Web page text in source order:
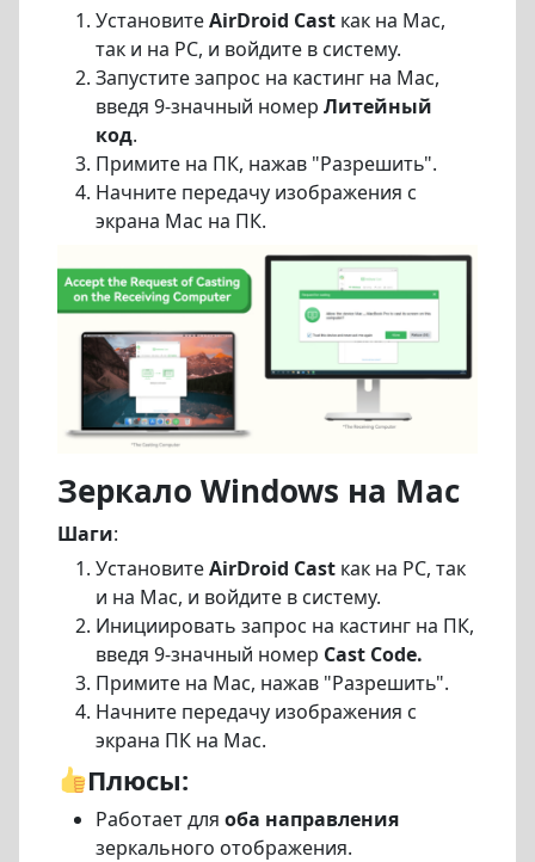
УстановитеAirDroid Cast как на Mac,
так и на PC, и войдите в систему.
Запустите запрос на кастинг на Mac,
введя 9-значный номер Литейный
код.
Примите на ПК, нажав "Разрешить".
Начните передачу изображения с
экрана Mac на ПК.
Зеркало Windows на Mac
Шаги:
УстановитеAirDroid Cast как на PC, так
и на Mac, и войдите в систему.
Инициировать запрос на кастинг на ПК,
введя 9-значный номер Cast Code.
Примите на Mac, нажав "Разрешить".
Начните передачу изображения с
экрана ПК на Mac.
Плюсы:
Работает для оба направления
зеркального отображения.